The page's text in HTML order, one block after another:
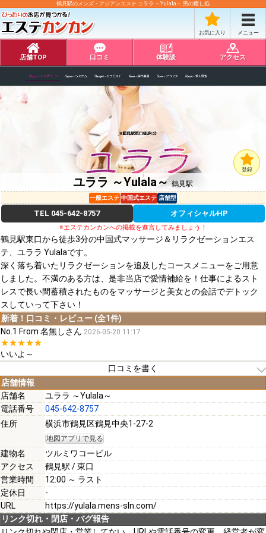
鶴見駅のメンズ・アジアンエステ ユララ ～Yulala～ 男の癒し処
お気に入り メニュー
店舗TOP 口コミ 体験談 アクセス
ユララ ～Yulala～鶴見駅
登録
一般エステ 中国式エステ 店舗型
TEL 045-642-8757 オフィシャルHP
※エステカンカンへの掲載を進言してみましょう！
鶴見駅東口から徒歩3分の中国式マッサージ＆リラクゼーションエス
テ、ユララ Yulalaです。
深く落ち着いたリラクゼーションを追及したコースメニューをご用意
しました。不満のある方は、是非当店で愛情補給を！仕事によるスト
レスで長い間蓄積されたものをマッサージと美女との会話でデトック
スしていって下さい！
新着！口コミ・レビュー (全1件)
No.1 From 名無しさん 2026-05-20 11:17
★★★★★
いいよ～
口コミを書く
[必須]
[必須]
[必須]
店舗情報
店舗名
ユララ ～Yulala～
電話番号
045-642-8757
住所
横浜市鶴見区鶴見中央1-27-2
地図アプリで見る
建物名
ツルミワコービル
アクセス
鶴見駅 / 東口
営業時間
12:00 ～ ラスト
定休日
-
URL
https://yulala.mens-sln.com/
リンク切れ・閉店・バグ報告